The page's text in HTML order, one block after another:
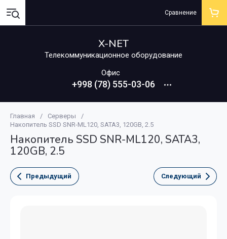
X-NET
Телекоммуникационное оборудование
Офис
+998 (78) 555-03-06
Сравнение
Главная / Серверы
/
Накопитель SSD SNR-ML120, SATA3, 120GB, 2.5
Накопитель SSD SNR-ML120, SATA3,
120GB, 2.5
Предыдущий Следующий